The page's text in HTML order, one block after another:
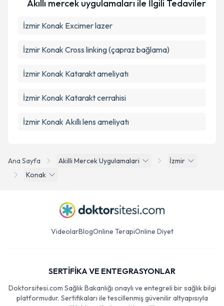
Ana Sayfa Akilli Mercek Uygulamalari
İzmir
Konak
Akıllı mercek uygulamaları ile İlgili Tedaviler
İzmir Konak Excimer lazer
İzmir Konak Cross linking (çapraz bağlama)
İzmir Konak Katarakt ameliyatı
İzmir Konak Katarakt cerrahisi
İzmir Konak Akıllı lens ameliyatı
VideolarBlogOnline TerapiOnline Diyet
SERTİFİKA VE ENTEGRASYONLAR
Doktorsitesi.com Sağlık Bakanlığı onaylı ve entegreli bir sağlık bilgi
platformudur. Sertifikaları ile tescillenmiş güvenilir altyapısıyla